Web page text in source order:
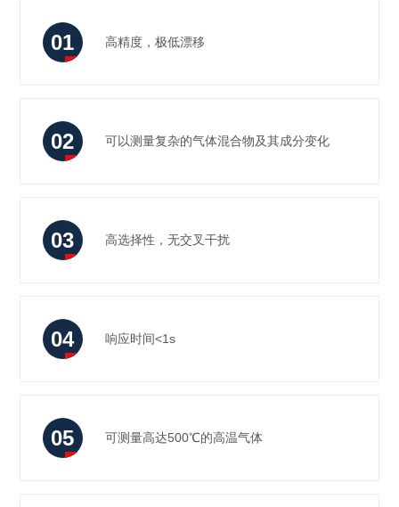
01
精
度，
低
移
高精度，极低漂移
02 可以测量复杂的气体混合物及其成分变化
03
选
择
无
高选择性，无交叉干扰
04 响应时间<1s
05 可测量高达500℃的高温气体